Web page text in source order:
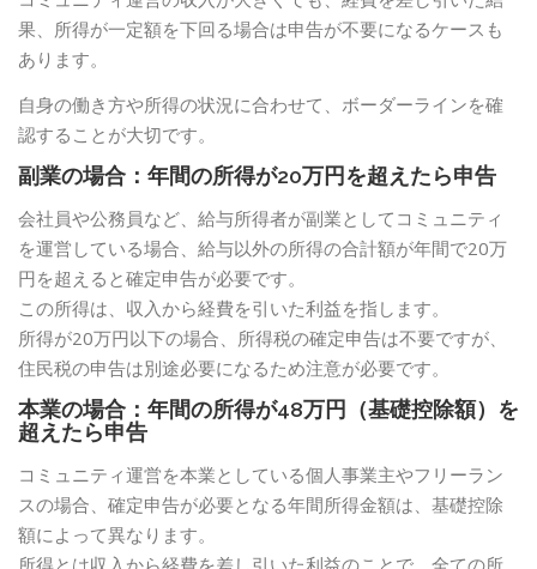
果、所得が一定額を下回る場合は申告が不要になるケースも
あります。
自身の働き方や所得の状況に合わせて、ボーダーラインを確
認することが大切です。
副業の場合：年間の所得が20万円を超えたら申告
会社員や公務員など、給与所得者が副業としてコミュニティ
を運営している場合、給与以外の所得の合計額が年間で20万
円を超えると確定申告が必要です。
この所得は、収入から経費を引いた利益を指します。
所得が20万円以下の場合、所得税の確定申告は不要ですが、
住民税の申告は別途必要になるため注意が必要です。
本業の場合：年間の所得が48万円（基礎控除額）を
超えたら申告
コミュニティ運営を本業としている個人事業主やフリーラン
スの場合、確定申告が必要となる年間所得金額は、基礎控除
額によって異なります。